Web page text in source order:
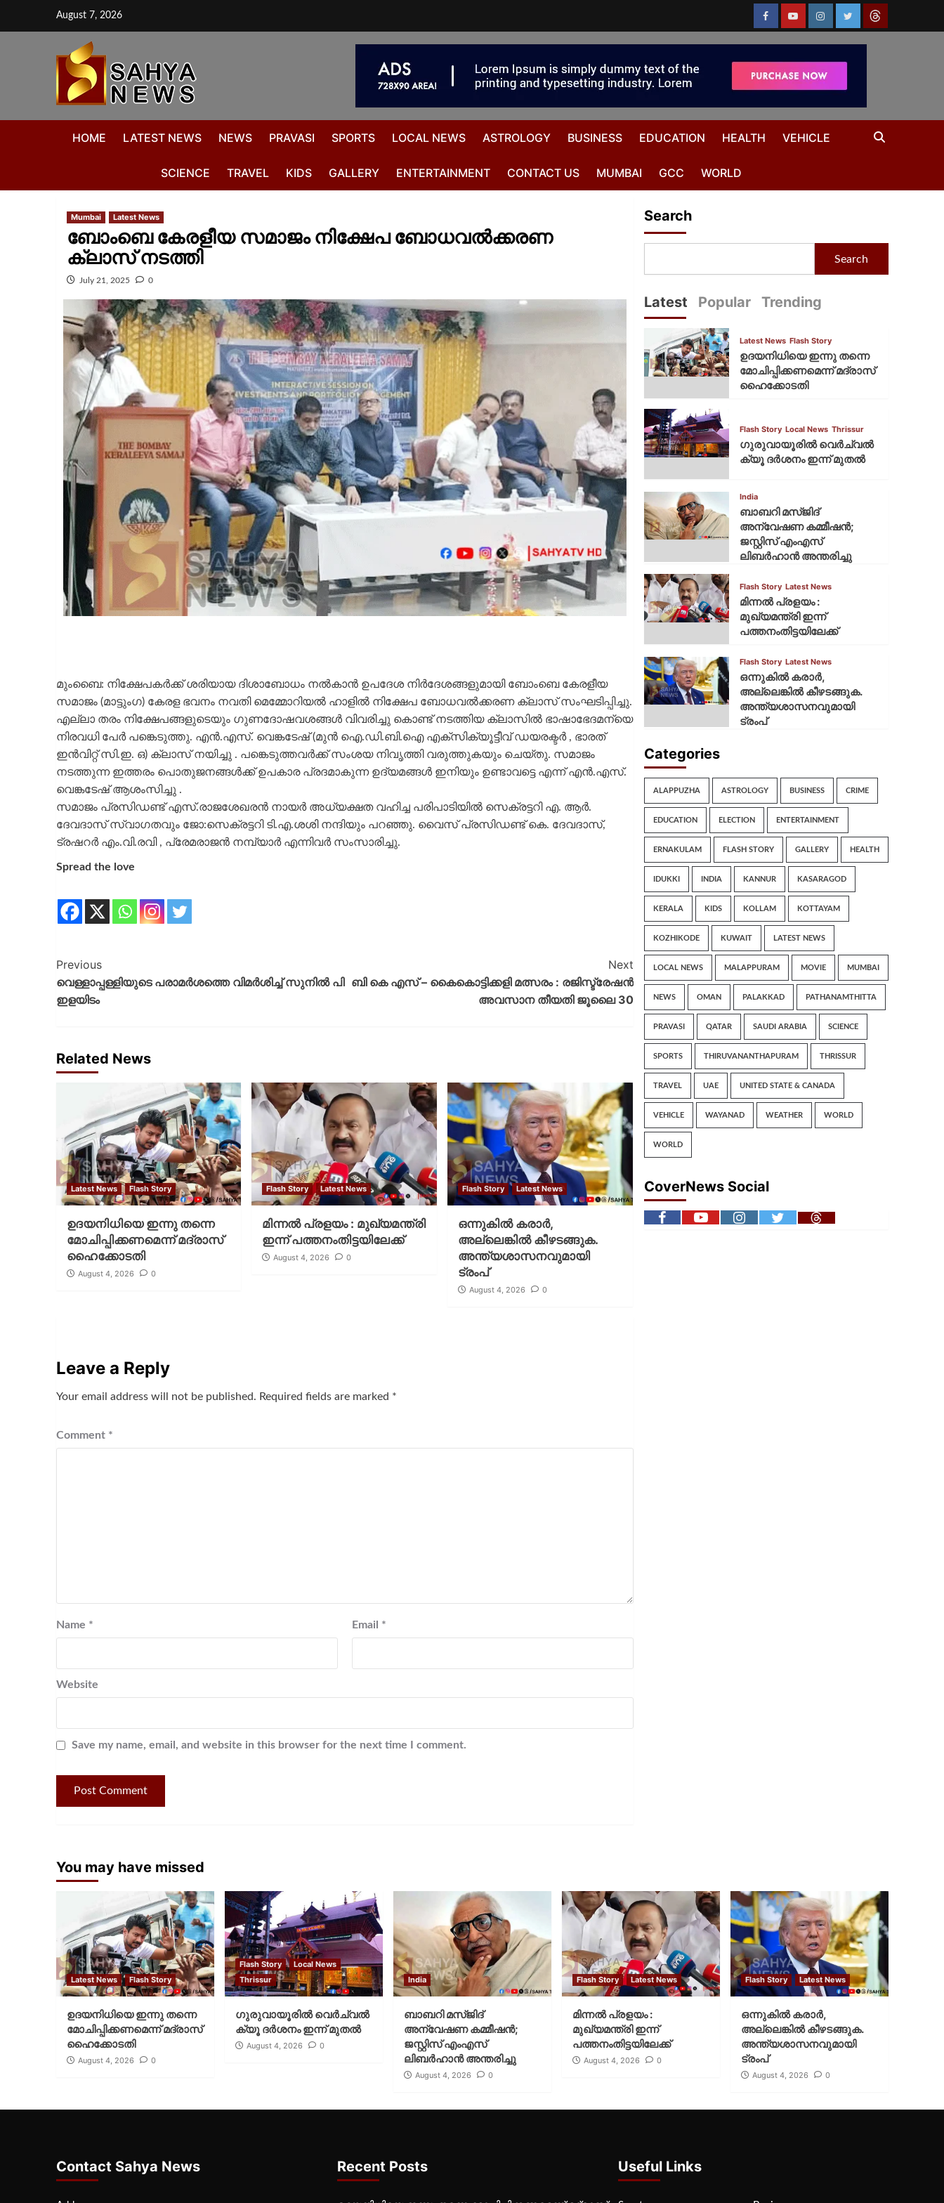
August 7, 2026
HOME LATEST NEWS NEWS PRAVASI SPORTS LOCAL NEWS ASTROLOGY BUSINESS EDUCATION HEALTH VEHICLE
SCIENCE TRAVEL KIDS GALLERY ENTERTAINMENT CONTACT US MUMBAI GCC WORLD
Mumbai Latest News
ബോംബെ കേരളീയ സമാജം നിക്ഷേപ ബോധവൽക്കരണ
ക്ലാസ് നടത്തി
July 21, 2025 0
മുംബൈ: നിക്ഷേപകർക്ക് ശരിയായ ദിശാബോധം നൽകാൻ ഉപദേശ നിർദേശങ്ങളുമായി ബോംബെ കേരളീയ
സമാജം (മാട്ടുംഗ) കേരള ഭവനം നവതി മെമ്മോറിയൽ ഹാളിൽ നിക്ഷേപ ബോധവൽക്കരണ ക്ലാസ് സംഘടിപ്പിച്ചു.
എല്ലാ തരം നിക്ഷേപങ്ങളുടെയും ഗുണദോഷവശങ്ങൾ വിവരിച്ചു കൊണ്ട് നടത്തിയ ക്ലാസിൽ ഭാഷാഭേദമന്യെ
നിരവധി പേർ പങ്കെടുത്തു. എൻ.എസ്. വെങ്കടേഷ് (മുൻ ഐ.ഡി.ബി.ഐ എക്സിക്യൂട്ടീവ് ഡയരക്ടർ , ഭാരത്
ഇൻവിറ്റ് സി.ഇ. ഒ) ക്ലാസ് നയിച്ചു . പങ്കെടുത്തവർക്ക് സംശയ നിവൃത്തി വരുത്തുകയും ചെയ്തു. സമാജം
നടത്തുന്ന ഇത്തരം പൊതുജനങ്ങൾക്ക് ഉപകാര പ്രദമാകുന്ന ഉദ്യമങ്ങൾ ഇനിയും ഉണ്ടാവട്ടെ എന്ന് എൻ.എസ്.
വെങ്കടേഷ് ആശംസിച്ചു .
സമാജം പ്രസിഡണ്ട് എസ്.രാജശേഖരൻ നായർ അധ്യക്ഷത വഹിച്ച പരിപാടിയിൽ സെക്രട്ടറി എ. ആർ.
ദേവദാസ് സ്വാഗതവും ജോ:സെക്രട്ടറി ടി.എ.ശശി നന്ദിയും പറഞ്ഞു. വൈസ് പ്രസിഡണ്ട് കെ. ദേവദാസ്,
ട്രഷറർ എം.വി.രവി , പ്രേമരാജൻ നമ്പ്യാർ എന്നിവർ സംസാരിച്ചു.
Spread the love
Previous
വെള്ളാപ്പള്ളിയുടെ പരാമർശത്തെ വിമർശിച്ച്‌ സുനിൽ പി
ഇളയിടം
Next
ബി കെ എസ് – കൈകൊട്ടിക്കളി മത്സരം : രജിസ്ട്രേഷൻ
അവസാന തീയതി ജൂലൈ 30
Related News
Latest News Flash Story
ഉദയനിധിയെ ഇന്നു തന്നെ
മോചിപ്പിക്കണമെന്ന് മദ്രാസ്
ഹൈക്കോടതി
August 4, 2026 0
Flash Story Latest News
മിന്നല്‍ പ്രളയം : മുഖ്യമന്ത്രി
ഇന്ന് പത്തനംതിട്ടയിലേക്ക്
August 4, 2026 0
Flash Story Latest News
ഒന്നുകില്‍ കരാര്‍,
അല്ലെങ്കില്‍ കീഴടങ്ങുക.
അന്ത്യശാസനവുമായി
ട്രംപ്
August 4, 2026 0
Leave a Reply
Your email address will not be published. Required fields are marked *
Comment *
Name * Email *
Website
Save my name, email, and website in this browser for the next time I comment.
Search
Search
Latest Popular Trending
Latest News Flash Story
ഉദയനിധിയെ ഇന്നു തന്നെ
മോചിപ്പിക്കണമെന്ന് മദ്രാസ്
ഹൈക്കോടതി
Flash Story Local News Thrissur
ഗുരുവായൂരില്‍ വെര്‍ച്വല്‍
ക്യൂ ദര്‍ശനം ഇന്ന് മുതല്‍
India
ബാബറി മസ്ജിദ്
അന്വേഷണ കമ്മീഷന്‍;
ജസ്റ്റിസ് എംഎസ്
ലിബര്‍ഹാന്‍ അന്തരിച്ചു
Flash Story Latest News
മിന്നല്‍ പ്രളയം :
മുഖ്യമന്ത്രി ഇന്ന്
പത്തനംതിട്ടയിലേക്ക്
Flash Story Latest News
ഒന്നുകില്‍ കരാര്‍,
അല്ലെങ്കില്‍ കീഴടങ്ങുക.
അന്ത്യശാസനവുമായി
ട്രംപ്
Categories
ALAPPUZHA ASTROLOGY BUSINESS CRIME
EDUCATION ELECTION ENTERTAINMENT
ERNAKULAM FLASH STORY GALLERY HEALTH
IDUKKI INDIA KANNUR KASARAGOD
KERALA KIDS KOLLAM KOTTAYAM
KOZHIKODE KUWAIT LATEST NEWS
LOCAL NEWS MALAPPURAM MOVIE MUMBAI
NEWS OMAN PALAKKAD PATHANAMTHITTA
PRAVASI QATAR SAUDI ARABIA SCIENCE
SPORTS THIRUVANANTHAPURAM THRISSUR
TRAVEL UAE UNITED STATE & CANADA
VEHICLE WAYANAD WEATHER WORLD
WORLD
CoverNews Social
You may have missed
Latest News Flash Story
ഉദയനിധിയെ ഇന്നു തന്നെ
മോചിപ്പിക്കണമെന്ന് മദ്രാസ്
ഹൈക്കോടതി
August 4, 2026 0
Flash Story
Local News
Thrissur
ഗുരുവായൂരില്‍ വെര്‍ച്വല്‍
ക്യൂ ദര്‍ശനം ഇന്ന് മുതല്‍
August 4, 2026 0
India
ബാബറി മസ്ജിദ്
അന്വേഷണ കമ്മീഷന്‍;
ജസ്റ്റിസ് എംഎസ്
ലിബര്‍ഹാന്‍ അന്തരിച്ചു
August 4, 2026 0
Flash Story Latest News
മിന്നല്‍ പ്രളയം :
മുഖ്യമന്ത്രി ഇന്ന്
പത്തനംതിട്ടയിലേക്ക്
August 4, 2026 0
Flash Story Latest News
ഒന്നുകില്‍ കരാര്‍,
അല്ലെങ്കില്‍ കീഴടങ്ങുക.
അന്ത്യശാസനവുമായി
ട്രംപ്
August 4, 2026 0
Contact Sahya News Recent Posts Useful Links